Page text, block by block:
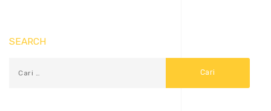
SEARCH